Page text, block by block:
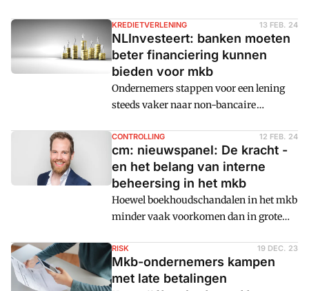
gebruikelijke indexatie overweegt de
Tweede Kamer een verhoging van nog
eens 1,2 procent.
Ondernemersorganisaties vrezen dat dit
ten koste gaat van banen in het mkb.
KREDIETVERLENING 13 FEB. 24
NLInvesteert: banken moeten
beter financiering kunnen
bieden voor mkb
Ondernemers stappen voor een lening
steeds vaker naar non-bancaire
terughoudender zijn als
kredietverstrekker.
Investeringsplatform NLInvesteert roept
banken op om hun rol als
kredietverstrekker voor ondernemers
wel te blijven vervullen.
CONTROLLING 12 FEB. 24
cm: nieuwspanel: De kracht -
en het belang van interne
beheersing in het mkb
Hoewel boekhoudschandalen in het mkb
minder vaak voorkomen dan in grote
nog steeds incidenten geweest waarbij
mkb-bedrijven betrokken waren bij
frauduleuze boekhoudpraktijken of
RISK 19 DEC. 23
Mkb-ondernemers kampen
met late betalingen